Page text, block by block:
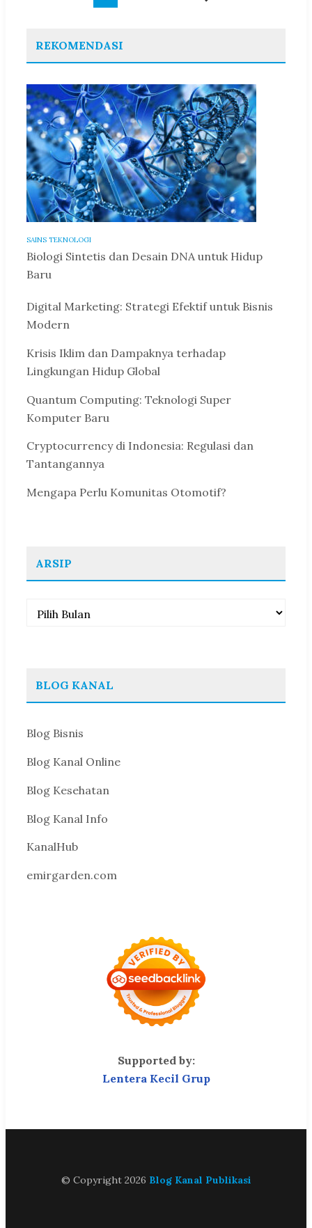
REKOMENDASI
SAINS TEKNOLOGI
Biologi Sintetis dan Desain DNA untuk Hidup
Baru
Digital Marketing: Strategi Efektif untuk Bisnis
Modern
Krisis Iklim dan Dampaknya terhadap
Lingkungan Hidup Global
Quantum Computing: Teknologi Super
Komputer Baru
Cryptocurrency di Indonesia: Regulasi dan
Tantangannya
Mengapa Perlu Komunitas Otomotif?
ARSIP
Arsip
BLOG KANAL
Blog Bisnis
Blog Kanal Online
Blog Kesehatan
Blog Kanal Info
KanalHub
emirgarden.com
Supported by:
Lentera Kecil Grup
© Copyright 2026 Blog Kanal Publikasi